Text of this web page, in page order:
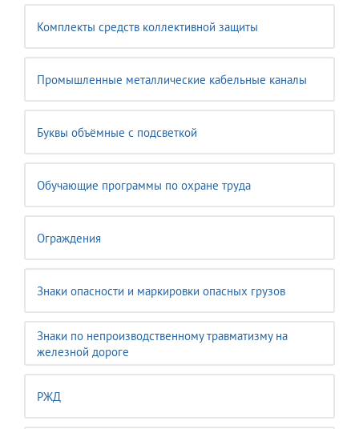
Комплекты средств коллективной защиты
Промышленные металлические кабельные каналы
Буквы объёмные с подсветкой
Обучающие программы по охране труда
Ограждения
Знаки опасности и маркировки опасных грузов
Знаки по непроизводственному травматизму на
железной дороге
РЖД